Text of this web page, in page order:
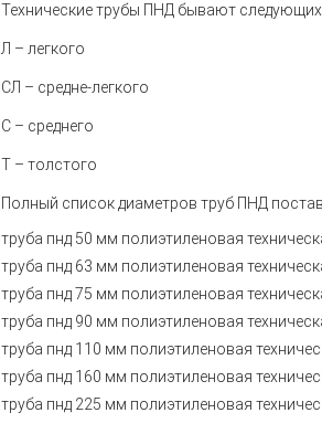
Технические трубы ПНД бывают
Л – легкого
СЛ – средне-легкого
С – среднего
Т – толстого
Полный список диаметров труб ПНД
труба пнд 50 мм полиэтиленовая
труба пнд 63 мм полиэтиленовая
труба пнд 75 мм полиэтиленовая
труба пнд 90 мм полиэтиленовая
труба пнд 110 мм полиэтиленовая
труба пнд 160 мм полиэтиленовая
труба пнд 225 мм полиэтиленовая